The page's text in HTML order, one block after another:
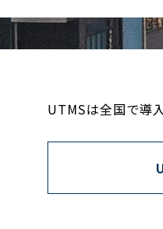
UTMSは全国で導